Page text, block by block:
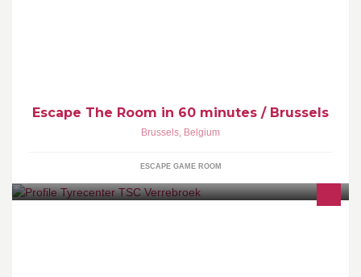
Escape The Room in 60 minutes / Brussels
Brussels, Belgium
ESCAPE GAME ROOM